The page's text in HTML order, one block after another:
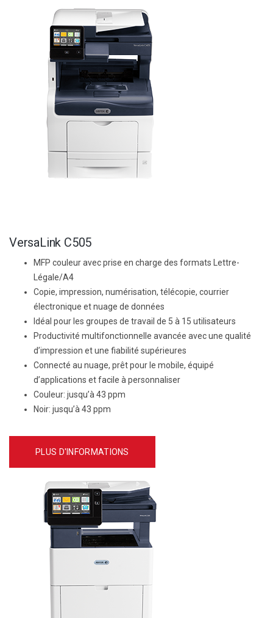
VersaLink C505
MFP couleur avec prise en charge des formats Lettre-
Légale/A4
Copie, impression, numérisation, télécopie, courrier
électronique et nuage de données
Idéal pour les groupes de travail de 5 à 15 utilisateurs
Productivité multifonctionnelle avancée avec une qualité
d’impression et une fiabilité supérieures
Connecté au nuage, prêt pour le mobile, équipé
d’applications et facile à personnaliser
Couleur: jusqu’à 43 ppm
Noir: jusqu’à 43 ppm
PLUS D'INFORMATIONS